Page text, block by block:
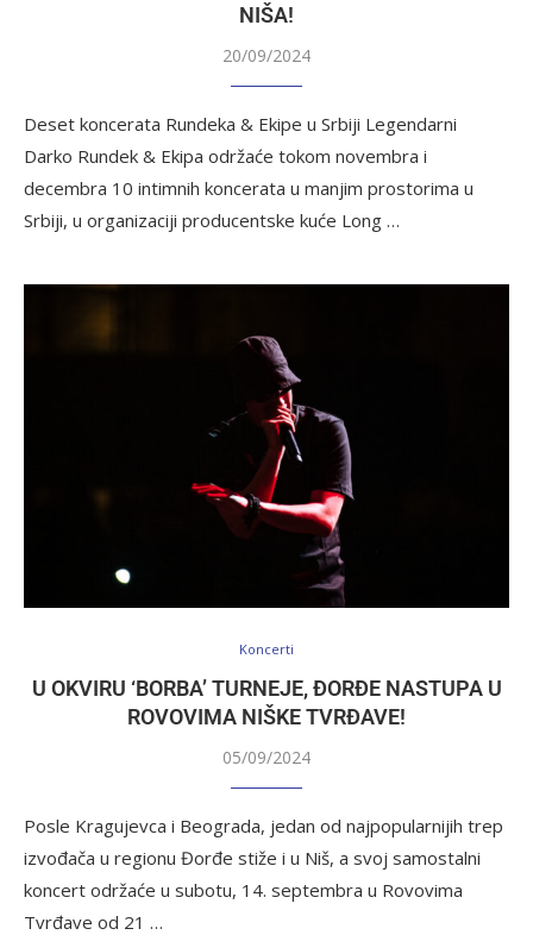
NIŠA!
20/09/2024
Deset koncerata Rundeka & Ekipe u Srbiji Legendarni
Darko Rundek & Ekipa održaće tokom novembra i
decembra 10 intimnih koncerata u manjim prostorima u
Srbiji, u organizaciji producentske kuće Long …
Koncerti
U OKVIRU ‘BORBA’ TURNEJE, ĐORĐE NASTUPA U
ROVOVIMA NIŠKE TVRĐAVE!
05/09/2024
Posle Kragujevca i Beograda, jedan od najpopularnijih trep
izvođača u regionu Đorđe stiže i u Niš, a svoj samostalni
koncert održaće u subotu, 14. septembra u Rovovima
Tvrđave od 21 …